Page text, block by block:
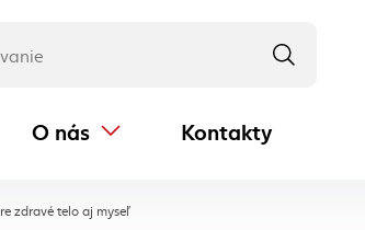
O nás Kontakty
zdravé telo aj myseľ, aktuálna stránka